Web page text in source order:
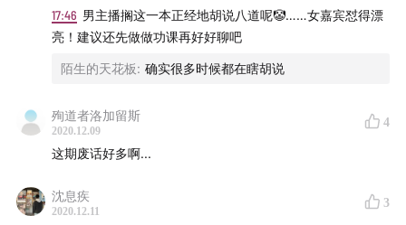
17:46 男主播搁这一本正经地胡说八道呢🤡……女嘉宾怼得漂
亮！建议还先做做功课再好好聊吧
陌生的天花板: 确实很多时候都在瞎胡说
殉道者洛加留斯
2020.12.09
4
这期废话好多啊...
沈息疾
2020.12.11
3